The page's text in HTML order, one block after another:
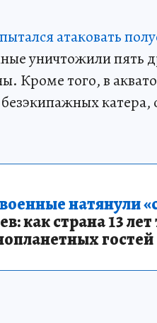
пытался атаковать
уничтожили пять
Кроме того, в
катера,
натянули
как страна 13
гостей